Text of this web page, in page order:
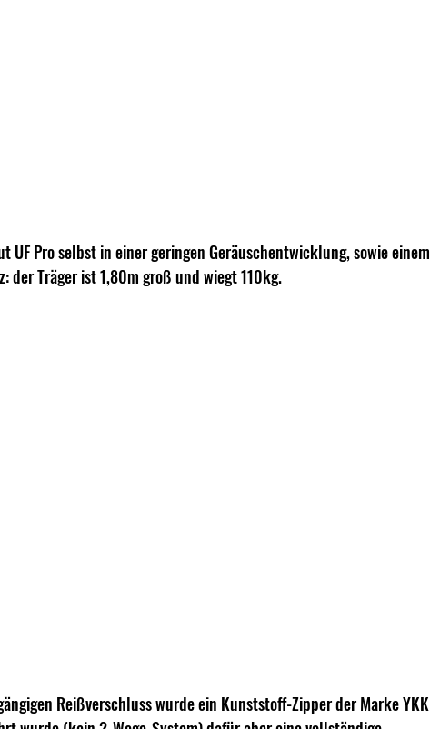
UF Pro selbst in einer geringen Geräuschentwicklung, sowie einem
der Träger ist 1,80m groß und wiegt 110kg.
Reißverschluss wurde ein Kunststoff-Zipper der Marke YKK